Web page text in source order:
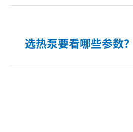
选热泵要看哪些参数？